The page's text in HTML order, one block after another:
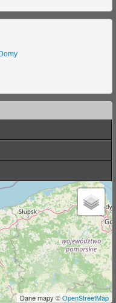
Dane mapy ©OpenStreetMap